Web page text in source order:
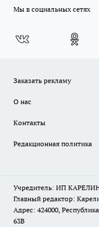
Мы в социальных сетях
Заказать рекламу
О нас
Контакты
Редакционная политика
Учредитель: ИП
Главный редактор:
Адрес: 424000,
63В